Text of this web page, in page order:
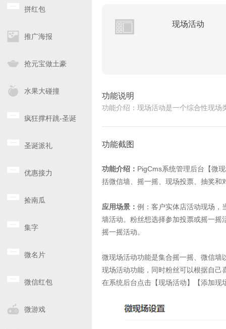
拼红包
推广海报
抢元宝做土豪
水果大碰撞
疯狂撑杆跳-圣诞
圣诞派礼
优惠接力
捡南瓜
集字
微名片
微信红包
微游戏
现场活动
功能说明
功能介绍：现场活动是一个综合性现
功能截图
功能介绍： PigCms系统管理后台【微
括微信墙、摇一摇、现场投票、抽奖
应用场景： 例：客户实体店活动现场，
墙活动。粉丝想选择参加投票或摇一
摇一摇活动。
微现场活动功能是集合摇一摇、微信
现场活动功能，同时粉丝可以根据自己
在系统后台点击【现场活动】【添加现